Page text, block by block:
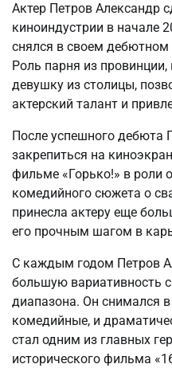
Актер Петров Александр
киноиндустрии в начале
снялся в своем
Роль парня из
девушку из столицы,
актерский талант и
После успешного дебюта
закрепиться на
фильме «Горько!» в роли
комедийного сюжета о
принесла актеру еще
его прочным шагом в
С каждым годом Петров
большую вариативность
диапазона. Он снимался
комедийные, и
стал одним из главных
исторического фильма